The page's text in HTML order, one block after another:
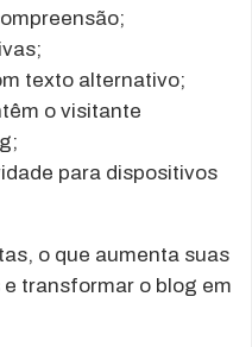
texto alternativo;
o visitante
para dispositivos
o que aumenta suas
transformar o blog em